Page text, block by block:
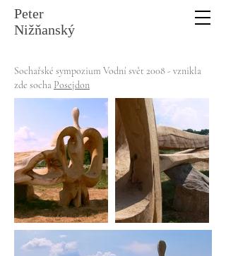
Peter
Nižňanský
Sochařské sympozium Vodní svět 2008 - vznikla
zde socha Posejdon